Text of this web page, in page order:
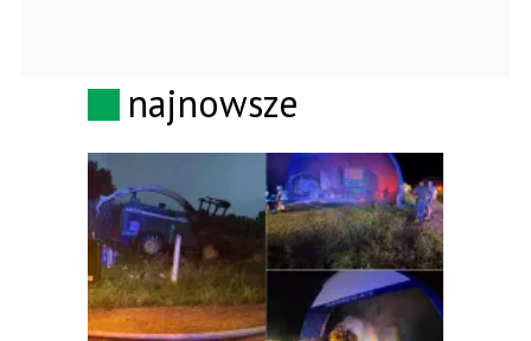
najnowsze